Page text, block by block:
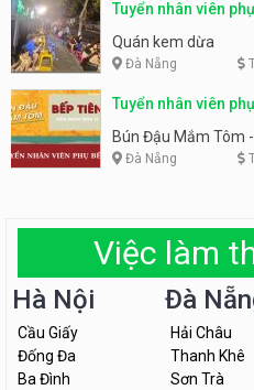
Tuyển nhân viên
Quán kem dừa
Đà Nẵng
Tuyển nhân viên
Tiên
Bún Đậu Mắm Tôm
Đà Nẵng
Việc làm
Hà Nội
Cầu Giấy
Đống Đa
Ba Đình
Đà
Hải Châu
Thanh Khê
Sơn Trà